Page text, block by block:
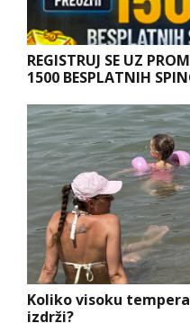
REGISTRUJ SE UZ
1500 BESPLATNIH
Koliko visoku
izdrži?